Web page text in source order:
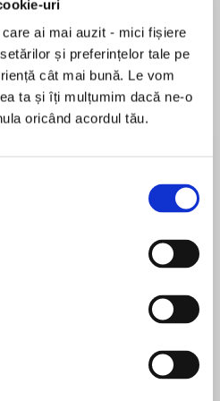
uri
ai mai auzit - mici fișiere
și preferințelor tale pe
cât mai bună. Le vom
ta și îți mulțumim dacă ne-o
oricând acordul tău.
this is the third title in
acclaimed trilogy of
the past…
before Hitler, when
her family had all
before her happy new
forced to go back, to
Berlin, but left Germany